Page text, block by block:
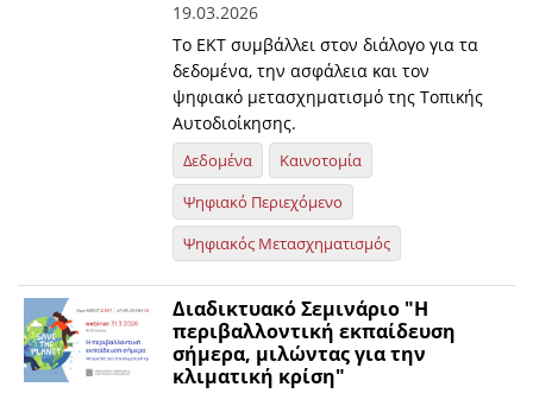
19.03.2026
Το ΕΚΤ συμβάλλει στον διάλογο για τα
δεδομένα, την ασφάλεια και τον
ψηφιακό μετασχηματισμό της Τοπικής
Αυτοδιοίκησης.
Δεδομένα
Καινοτομία
Ψηφιακό Περιεχόμενο
Ψηφιακός Μετασχηματισμός
Διαδικτυακό Σεμινάριο "Η
περιβαλλοντική εκπαίδευση
σήμερα, μιλώντας για την
κλιματική κρίση"